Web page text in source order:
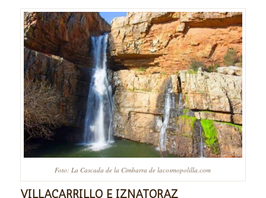
Foto: La Cascada de la Cimbarra de lacosmopolilla.com
VILLACARRILLO E IZNATORAZ